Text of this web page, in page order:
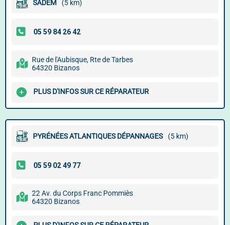
SADEM (5 km)
Rue de l'Aubisque, Rte de Tarbes
64320 Bizanos
PLUS D'INFOS SUR CE RÉPARATEUR
PYRÉNÉES ATLANTIQUES DÉPANNAGES (5 km)
22 Av. du Corps Franc Pommiès
64320 Bizanos